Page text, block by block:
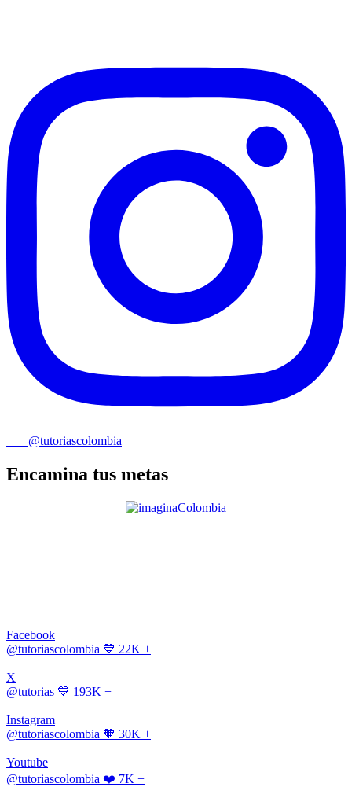
@tutoriascolombia
Encamina tus metas
Facebook
@tutoriascolombia 💙 22K +
X
@tutorias 💙 193K +
Instagram
@tutoriascolombia 🧡 30K +
Youtube
@tutoriascolombia ❤️ 7K +